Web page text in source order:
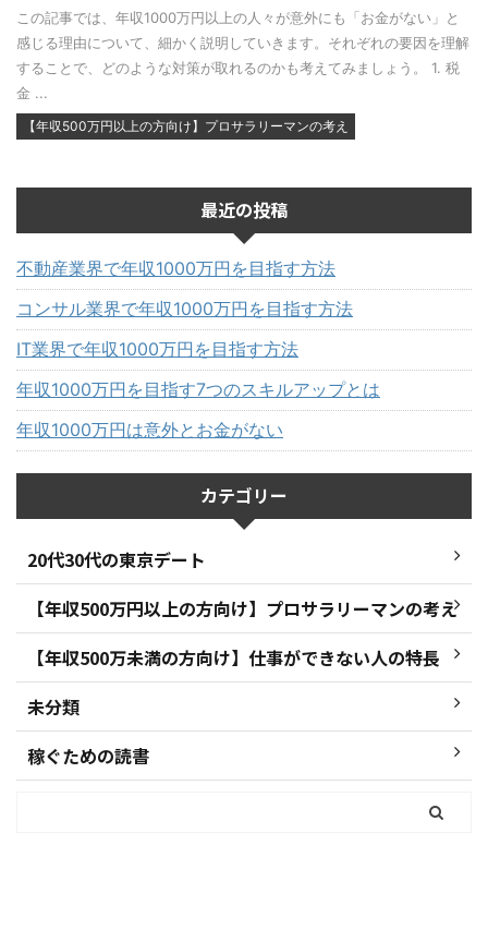
この記事では、年収1000万円以上の人々が意外にも「お金がない」と
感じる理由について、細かく説明していきます。それぞれの要因を理解
することで、どのような対策が取れるのかも考えてみましょう。 1. 税
金 ...
【年収500万円以上の方向け】プロサラリーマンの考え
最近の投稿
不動産業界で年収1000万円を目指す方法
コンサル業界で年収1000万円を目指す方法
IT業界で年収1000万円を目指す方法
年収1000万円を目指す7つのスキルアップとは
年収1000万円は意外とお金がない
カテゴリー
20代30代の東京デート
【年収500万円以上の方向け】プロサラリーマンの考え
【年収500万未満の方向け】仕事ができない人の特長
未分類
稼ぐための読書